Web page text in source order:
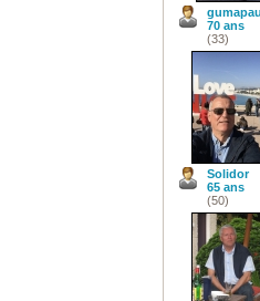
70 ans
(33)
Solidor
65 ans
(50)